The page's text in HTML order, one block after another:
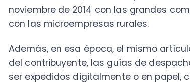
En todo caso, vale la pena que conozcas
los tipos de documentos tributarios
Tipos de DTE